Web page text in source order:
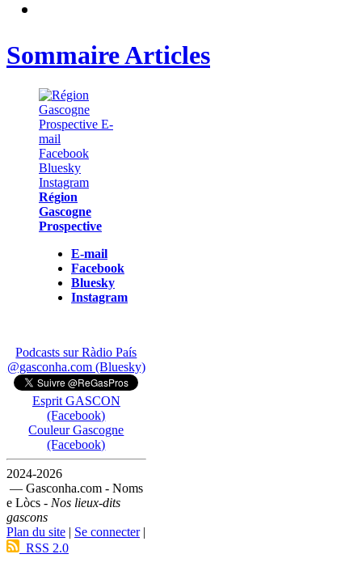
Sommaire Articles
Région
Gascogne
Prospective
E-mail
Facebook
Bluesky
Instagram
Podcasts sur Ràdio País
@gasconha.com (Bluesky)
Esprit GASCON
(Facebook)
Couleur Gascogne
(Facebook)
2024-2026
— Gasconha.com - Noms
e Lòcs - Nos lieux-dits
gascons
Plan du site | Se connecter|
RSS 2.0